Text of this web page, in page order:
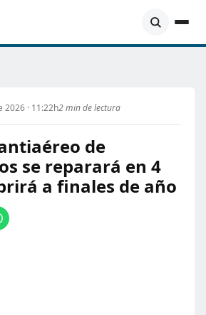
2026 · 11:22h2 min de lectura
de
se reparará en 4
a finales de año